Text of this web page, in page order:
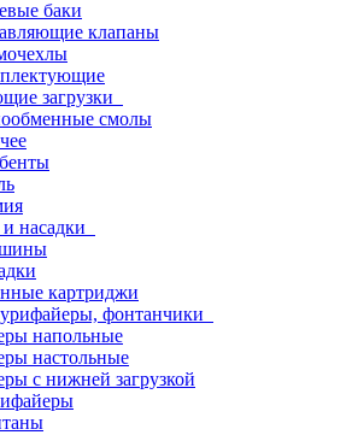
баки
клапаны
загрузки
смолы
насадки
картриджи
фонтанчики
напольные
настольные
с нижней загрузкой